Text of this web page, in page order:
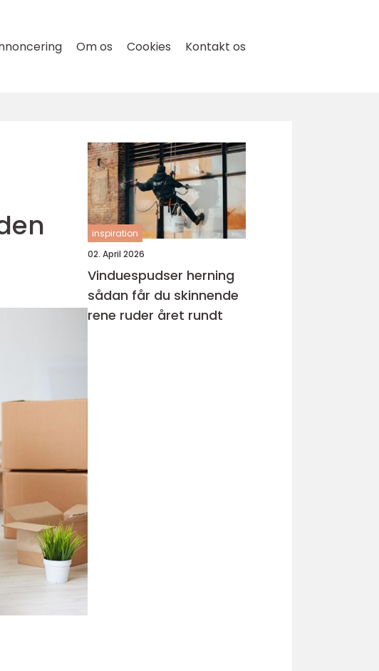
Om os Cookies Kontakt os
inspiration
02. April 2026
Vinduespudser herning
sådan får du skinnende
rene ruder året rundt